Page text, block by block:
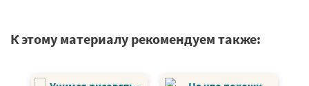
К этому материалу рекомендуем также: